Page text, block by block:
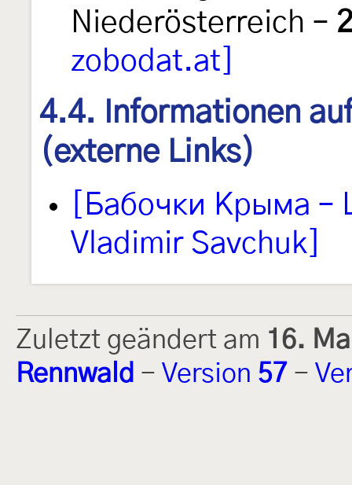
Niederösterreich –
zobodat.at]
4.4. Informationen
(externe Links)
[Бабочки Крыма –
Vladimir Savchuk]
Zuletzt geändert am 16.
Rennwald - Version 57 -